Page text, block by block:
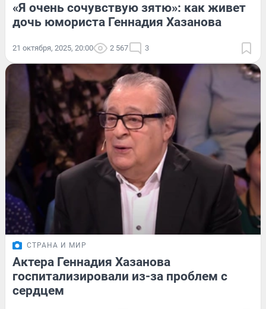
«Я очень сочувствую зятю»: как живет
дочь юмориста Геннадия Хазанова
21 октября, 2025, 20:00 2 567 3
СТРАНА И МИР
Актера Геннадия Хазанова
госпитализировали из-за проблем с
сердцем